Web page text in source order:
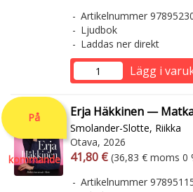
Artikelnummer
Ljudbok
Laddas ner direkt
Lägg i
På
kommande
Erja Häkkinen —
Smolander-Slotte, Riikka
Otava, 2026
Arvonlisäverollinen hinta
41,80 € Arvonlisäveroton
(36,83 € moms 0
Artikelnummer